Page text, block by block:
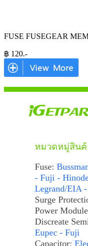
FUSE FUSEGEAR
฿ 120.-
หมวดหมู่สิน
Fuse:
- Fuji -
Legrand/EIA
Surge
Power
Discreate
Eupec - Fuji
Capacitor: